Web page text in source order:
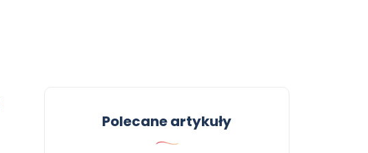
Polecane artykuły